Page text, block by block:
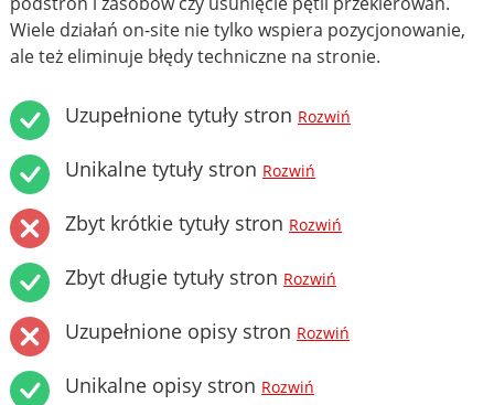
Wiele działań on-site nie tylko wspiera pozycjonowanie,
ale też eliminuje błędy techniczne na stronie.
Uzupełnione tytuły stron Rozwiń
Unikalne tytuły stron Rozwiń
Zbyt krótkie tytuły stron Rozwiń
Zbyt długie tytuły stron Rozwiń
Uzupełnione opisy stron Rozwiń
Unikalne opisy stron Rozwiń